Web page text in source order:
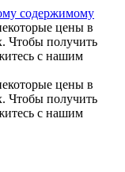
содержимому
цены в
Чтобы получить
с нашим
цены в
Чтобы получить
с нашим